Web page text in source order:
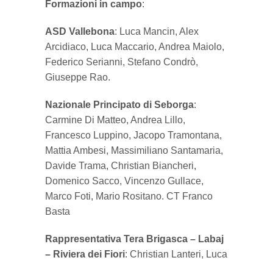
Formazioni in campo:
ASD Vallebona: Luca Mancin, Alex
Arcidiaco, Luca Maccario, Andrea Maiolo,
Federico Serianni, Stefano Condrò,
Giuseppe Rao.
Nazionale Principato di Seborga:
Carmine Di Matteo, Andrea Lillo,
Francesco Luppino, Jacopo Tramontana,
Mattia Ambesi, Massimiliano Santamaria,
Davide Trama, Christian Biancheri,
Domenico Sacco, Vincenzo Gullace,
Marco Foti, Mario Rositano. CT Franco
Basta
Rappresentativa Tera Brigasca – Labaj
– Riviera dei Fiori: Christian Lanteri, Luca